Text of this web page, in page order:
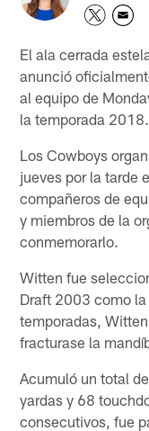
El ala cerrada
anunció
al equipo de
la temporada 2018.
Los Cowboys
jueves por la tarde
compañeros de
y miembros de la
conmemorarlo.
Witten fue
Draft 2003 como
temporadas,
fracturase la
Acumuló un total
yardas y 68
consecutivos, fue